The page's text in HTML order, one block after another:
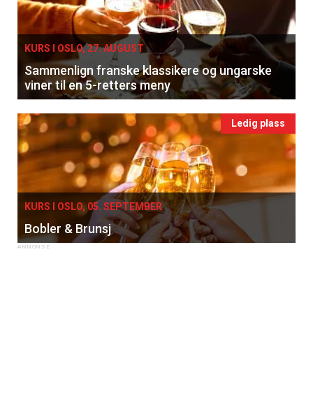
KURS I OSLO, 27. AUGUST
Sammenlign franske klassikere og ungarske
viner til en 5-retters meny
Ledig plass
KURS I OSLO, 05. SEPTEMBER
Bobler & Brunsj